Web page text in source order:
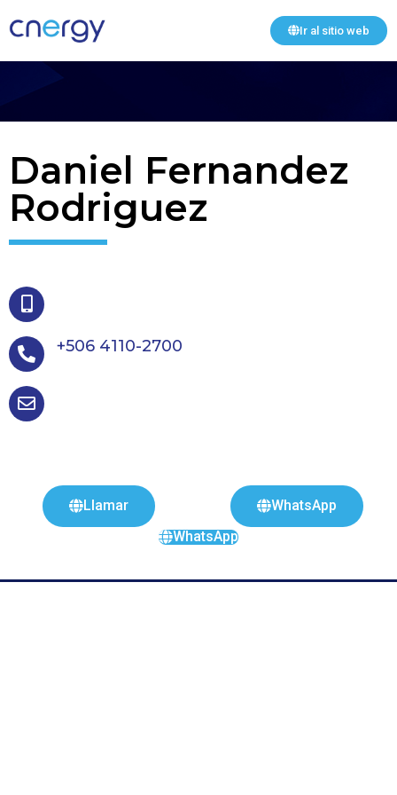
Ir al sitio web
Daniel Fernandez
Rodriguez
+506 4110-2700
Llamar
WhatsApp
WhatsApp